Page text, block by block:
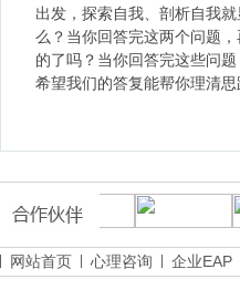
出发，探索自我、剖析自我
么？当你回答完这两个问题
的了吗？当你回答完这些问
希望我们的答复能帮你理清思
网站首页 心理咨询 企业EAP